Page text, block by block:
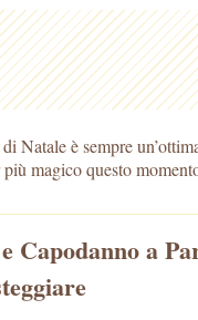
Natale è sempre
magico questo
Capodanno a